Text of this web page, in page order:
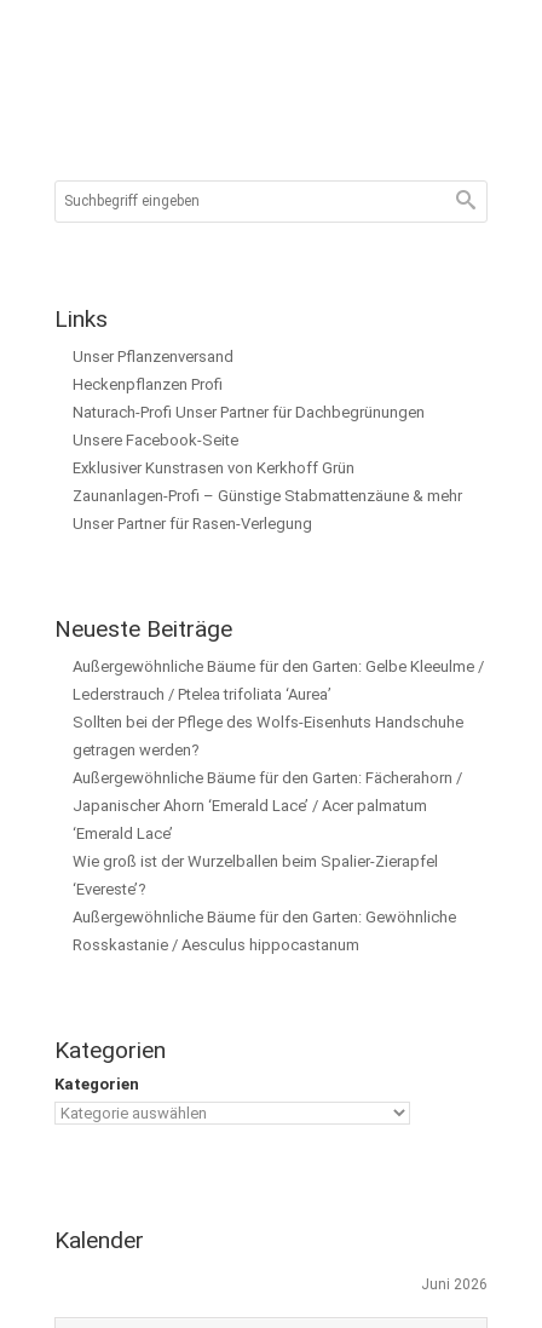
Links
Unser Pflanzenversand
Heckenpflanzen Profi
Naturach-Profi Unser Partner für Dachbegrünungen
Unsere Facebook-Seite
Exklusiver Kunstrasen von Kerkhoff Grün
Zaunanlagen-Profi – Günstige Stabmattenzäune & mehr
Unser Partner für Rasen-Verlegung
Neueste Beiträge
Außergewöhnliche Bäume für den Garten: Gelbe Kleeulme /
Lederstrauch / Ptelea trifoliata ‘Aurea’
Sollten bei der Pflege des Wolfs-Eisenhuts Handschuhe
getragen werden?
Außergewöhnliche Bäume für den Garten: Fächerahorn /
Japanischer Ahorn ‘Emerald Lace’ / Acer palmatum
‘Emerald Lace’
Wie groß ist der Wurzelballen beim Spalier-Zierapfel
‘Evereste’?
Außergewöhnliche Bäume für den Garten: Gewöhnliche
Rosskastanie / Aesculus hippocastanum
Kategorien
Kategorien
Kalender
Juni 2026